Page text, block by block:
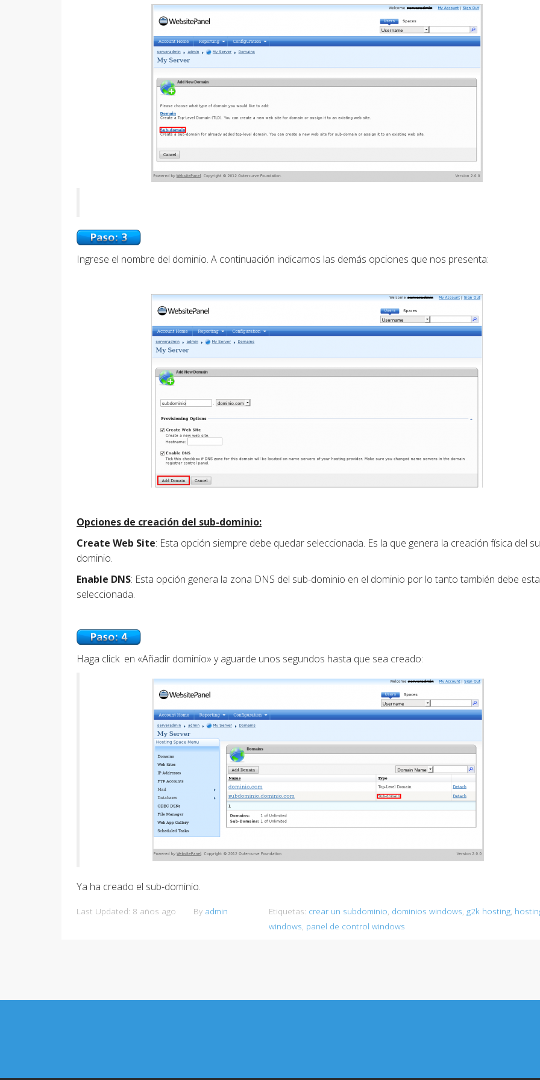
Ingrese el nombre del dominio. A continuación indicamos las demás opciones que nos presenta:
Opciones de creación del sub-dominio:
Create Web Site: Esta opción siempre debe quedar seleccionada. Es la que genera la creación física del
dominio.
Enable DNS: Esta opción genera la zona DNS del sub-dominio en el dominio por lo tanto también debe
seleccionada.
Haga click en «Añadir dominio» y aguarde unos segundos hasta que sea creado:
Ya ha creado el sub-dominio.
Last Updated: 8 años ago By admin Etiquetas: crear un subdominio, dominios windows, g2k hosting,
windows, panel de control windows